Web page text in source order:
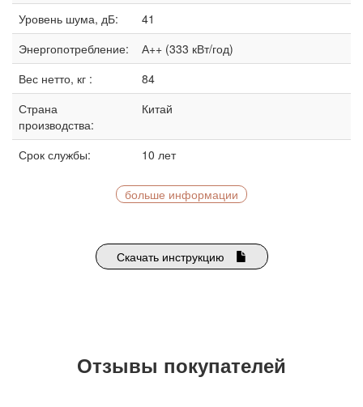
Уровень шума, дБ:
41
Энергопотребление:
А++ (333 кВт/год)
Вес нетто, кг :
84
Страна
производства:
Китай
Срок службы: 10 лет
больше информации
Скачать инструкцию
Отзывы покупателей